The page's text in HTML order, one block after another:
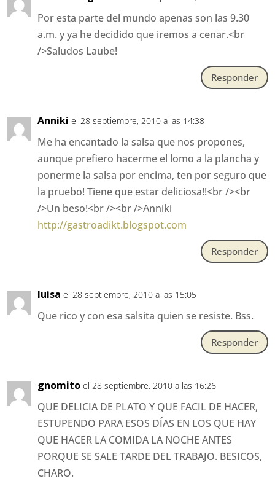
Por esta parte del mundo apenas son las 9.30
a.m. y ya he decidido que iremos a cenar.<br
/>Saludos Laube!
Responder
Anniki el 28 septiembre, 2010 a las 14:38
Me ha encantado la salsa que nos propones,
aunque prefiero hacerme el lomo a la plancha y
ponerme la salsa por encima, ten por seguro que
la pruebo! Tiene que estar deliciosa!!<br /><br
/>Un beso!<br /><br />Anniki
http://gastroadikt.blogspot.com
Responder
luisa el 28 septiembre, 2010 a las 15:05
Que rico y con esa salsita quien se resiste. Bss.
Responder
gnomito el 28 septiembre, 2010 a las 16:26
QUE DELICIA DE PLATO Y QUE FACIL DE HACER,
ESTUPENDO PARA ESOS DÍAS EN LOS QUE HAY
QUE HACER LA COMIDA LA NOCHE ANTES
PORQUE SE SALE TARDE DEL TRABAJO. BESICOS,
CHARO.